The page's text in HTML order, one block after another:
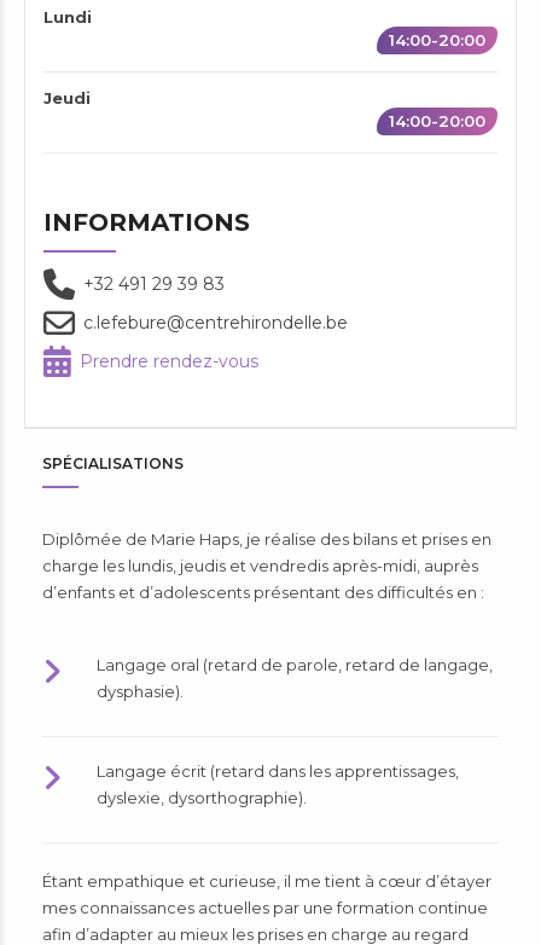
Lundi
14:00-20:00
Jeudi
14:00-20:00
INFORMATIONS
+32 491 29 39 83
c.lefebure@centrehirondelle.be
Prendre rendez-vous
SPÉCIALISATIONS
Diplômée de Marie Haps, je réalise des bilans et prises en
charge les lundis, jeudis et vendredis après-midi, auprès
d’enfants et d’adolescents présentant des difficultés en :
Langage oral (retard de parole, retard de langage,
dysphasie).
Langage écrit (retard dans les apprentissages,
dyslexie, dysorthographie).
Étant empathique et curieuse, il me tient à cœur d’étayer
mes connaissances actuelles par une formation continue
afin d’adapter au mieux les prises en charge au regard